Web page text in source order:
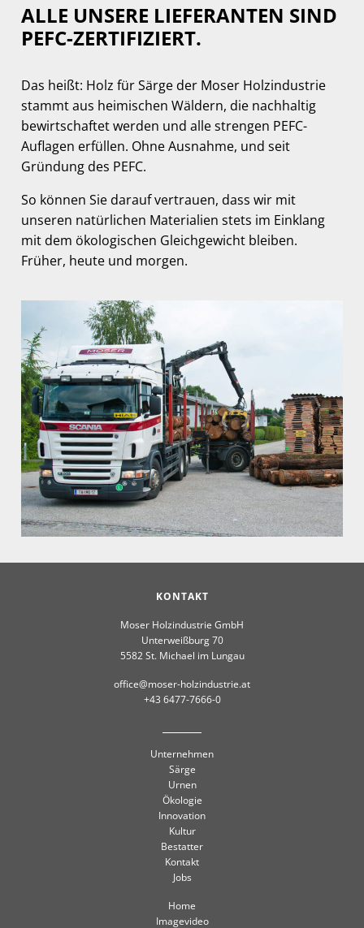
ALLE UNSERE LIEFERANTEN SIND
PEFC-ZERTIFIZIERT.
Das heißt: Holz für Särge der Moser Holzindustrie
stammt aus heimischen Wäldern, die nachhaltig
bewirtschaftet werden und alle strengen PEFC-
Auflagen erfüllen. Ohne Ausnahme, und seit
Gründung des PEFC.
So können Sie darauf vertrauen, dass wir mit
unseren natürlichen Materialien stets im Einklang
mit dem ökologischen Gleichgewicht bleiben.
Früher, heute und morgen.
KONTAKT
Moser Holzindustrie GmbH
Unterweißburg 70
5582 St. Michael im Lungau
office@moser-holzindustrie.at
+43 6477-7666-0
Unternehmen
Särge
Urnen
Ökologie
Innovation
Kultur
Bestatter
Kontakt
Jobs
Home
Imagevideo